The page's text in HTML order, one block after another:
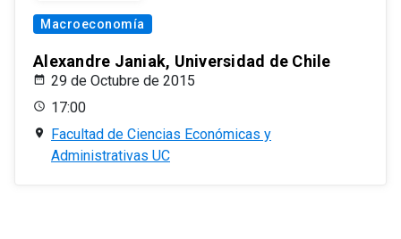
Macroeconomía
Alexandre Janiak, Universidad de Chile
29 de Octubre de 2015
17:00
Facultad de Ciencias Económicas y
Administrativas UC